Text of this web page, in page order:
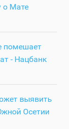
о Мате
помешает
- Нацбанк
выявить
Осетии